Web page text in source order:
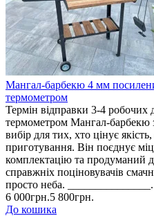
Мангал-барбекю 4 мм
термометром
Термін відправки 3-4 робочих
термометром Мангал-барбекю
вибір для тих, хто цінує якість,
приготування. Він поєднує
комплектацію та продуманий
справжніх поціновувачів
просто неба.
6 000грн.5 800грн.
До кошика